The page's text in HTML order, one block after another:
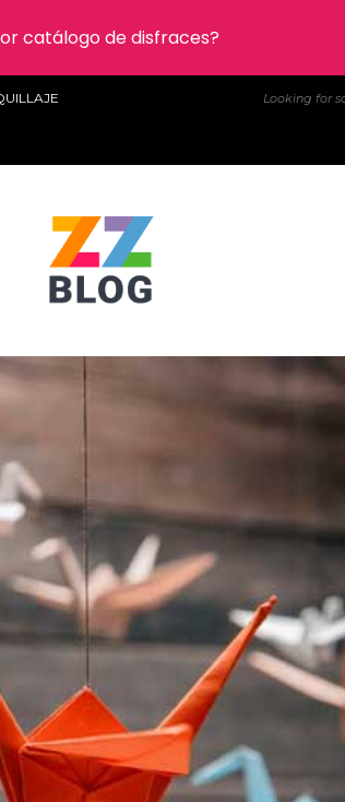
catálogo de disfraces?